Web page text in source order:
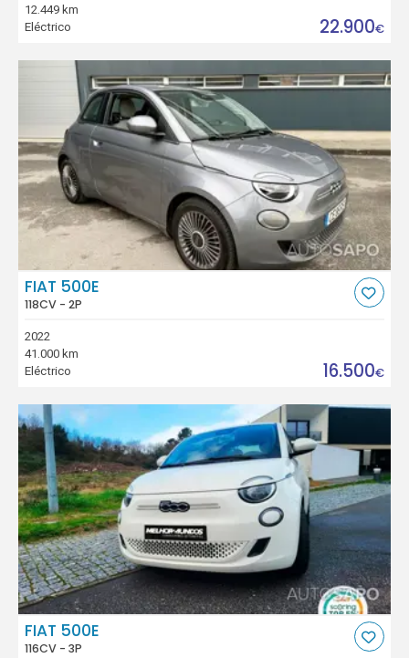
12.449 km
Eléctrico
22.900€
FIAT 500E
118CV - 2P
2022
41.000 km
Eléctrico
16.500€
FIAT 500E
116CV - 3P